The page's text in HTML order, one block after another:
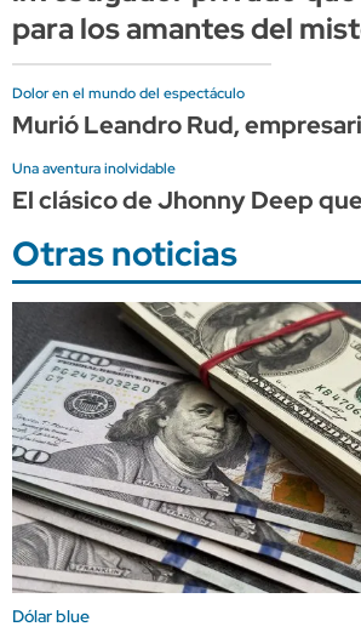
para los amantes del
Dolor en el mundo del espectáculo
Murió Leandro Rud,
Una aventura inolvidable
El clásico de Jhonny Deep
Otras noticias
Dólar blue